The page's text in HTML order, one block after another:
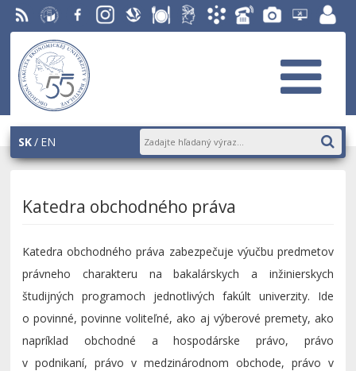
RSS EU v
Bratislave
FacebookInstagramSlovenskáStravovanie
ŠtudentskýAkademický
TelefónnyFotogaléria
Helpdesk
EUBAportál
SK EN
Katedra obchodného práva
Katedra obchodného práva zabezpečuje výučbu predmetov
právneho charakteru na bakalárskych a inžinierskych
študijných programoch jednotlivých fakúlt univerzity. Ide
o povinné, povinne voliteľné, ako aj výberové premety, ako
napríklad obchodné a hospodárske právo, právo
v podnikaní, právo v medzinárodnom obchode, právo v